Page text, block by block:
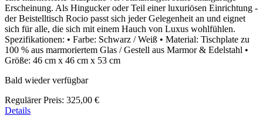
Erscheinung. Als Hingucker oder Teil einer luxuriösen Einrichtung -
der Beistelltisch Rocio passt sich jeder Gelegenheit an und eignet
sich für alle, die sich mit einem Hauch von Luxus wohlfühlen.
Spezifikationen: • Farbe: Schwarz / Weiß • Material: Tischplate zu
100 % aus marmoriertem Glas / Gestell aus Marmor & Edelstahl •
Größe: 46 cm x 46 cm x 53 cm
Bald wieder verfügbar
Regulärer Preis: 325,00 €
Details